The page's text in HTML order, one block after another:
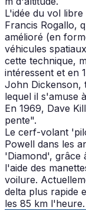
L'idée du vol
Francis Rogallo,
amélioré (en
véhicules
cette technique,
intéressent et en
John Dickenson,
lequel il s'amuse
En 1969, Dave
pente".
Le cerf-volant
Powell dans les
'Diamond', grâce
l'aide des
voilure.
delta plus rapide
les 85 km l'heure.